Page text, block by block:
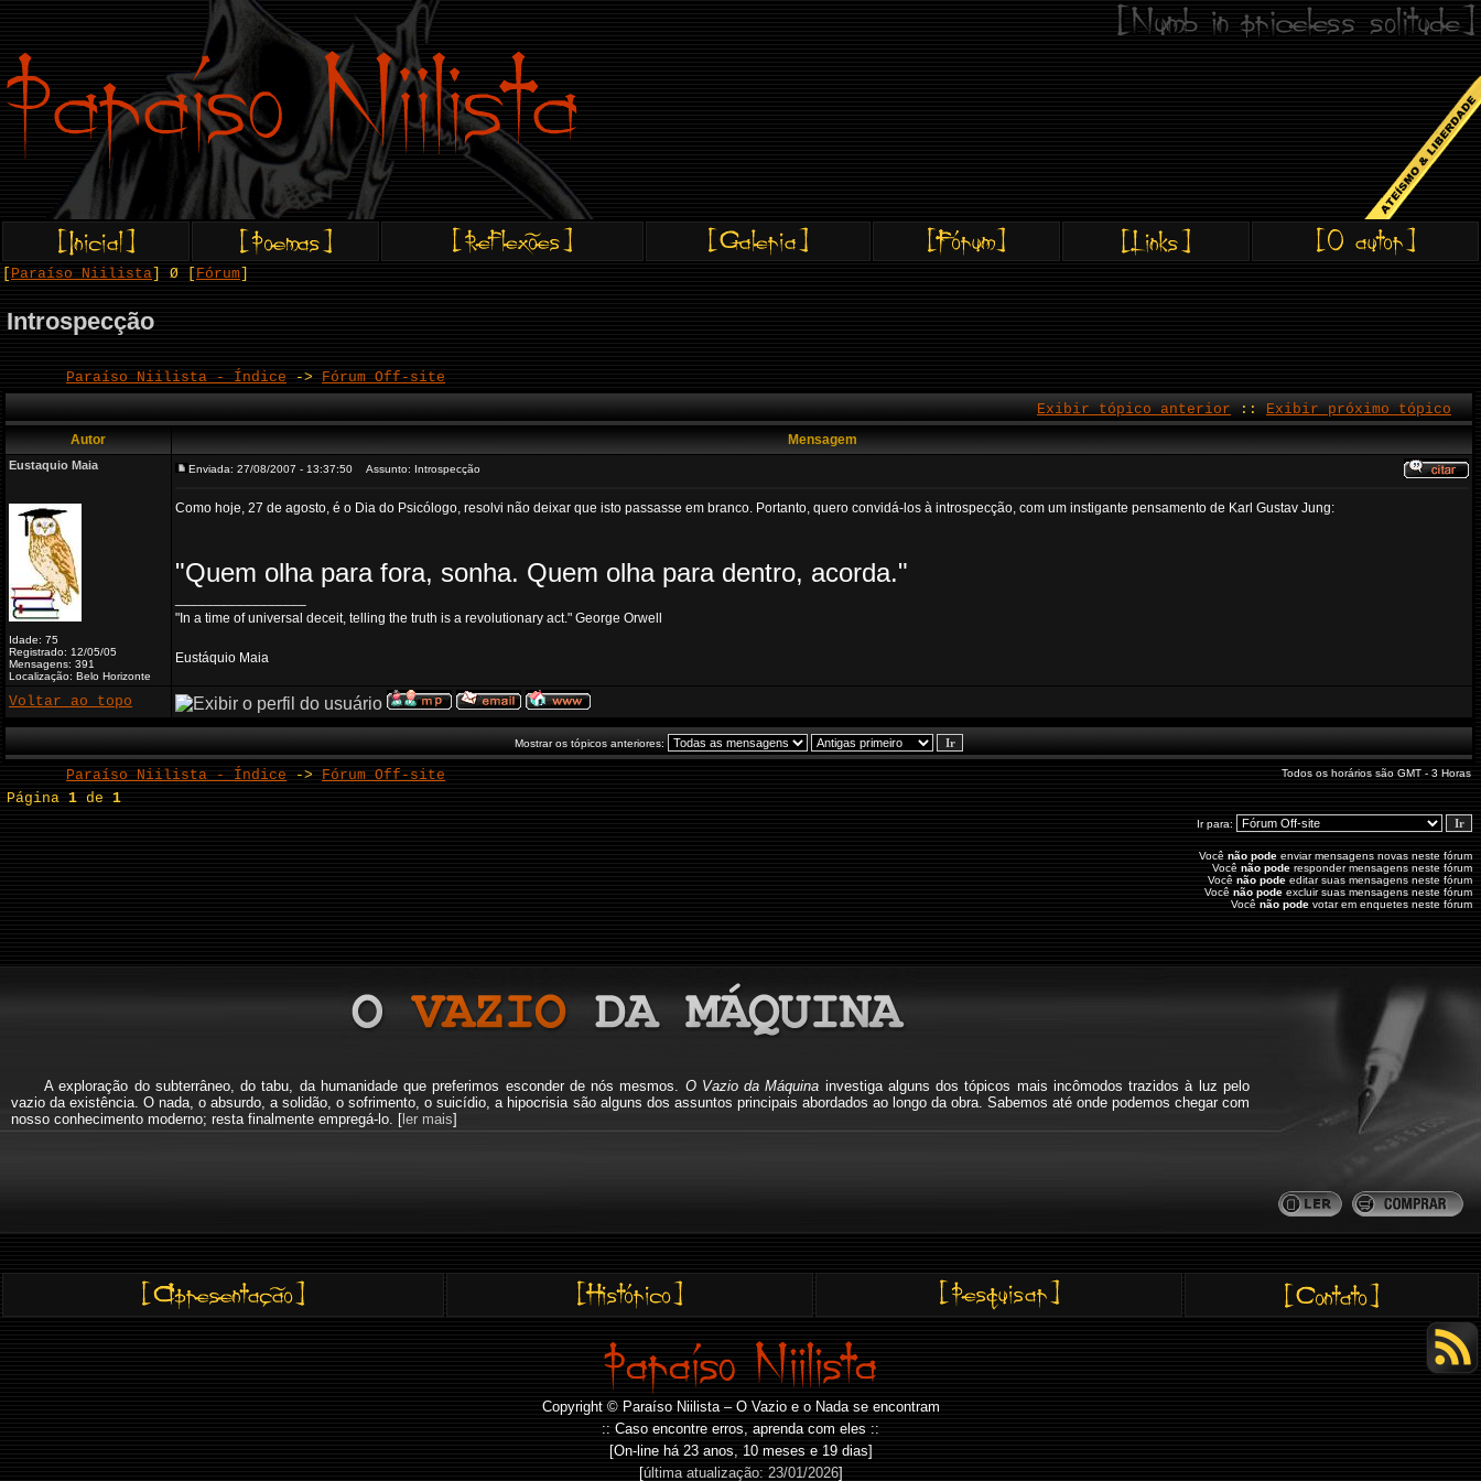
Paraíso Niilista ] Ø [ Fórum
Introspecção
Paraíso Niilista - Índice -> Fórum Off-site
Exibir tópico anterior :: Exibir próximo tópico
Autor Mensagem
Eustaquio Maia
Idade: 75
Registrado: 12/05/05
Mensagens: 391
Localização: Belo Horizonte
Enviada: 27/08/2007 - 13:37:50 Assunto: Introspecção
Como hoje, 27 de agosto, é o Dia do Psicólogo, resolvi não deixar que isto passasse em branco. Portanto, quero convidá-los à introspecção, com um instigante pensamento de Karl Gustav Jung:
"Quem olha para fora, sonha. Quem olha para dentro, acorda."
"In a time of universal deceit, telling the truth is a revolutionary act." George Orwell
Eustáquio Maia
Voltar ao topo
Mostrar os tópicos anteriores:
Paraíso Niilista - Índice -> Fórum Off-site Todos os horários são GMT - 3 Horas
Página1 de1
Ir para:
Vocênão pode enviar mensagens novas neste fórum
Vocênão pode responder mensagens neste fórum
Vocênão pode editar suas mensagens neste fórum
Vocênão pode excluir suas mensagens neste fórum
Vocênão pode votar em enquetes neste fórum
A exploração do subterrâneo, do tabu, da humanidade que preferimos esconder de nós mesmos. O Vazio da Máquina investiga alguns dos tópicos mais incômodos trazidos à luz pelo
vazio da existência. O nada, o absurdo, a solidão, o sofrimento, o suicídio, a hipocrisia são alguns dos assuntos principais abordados ao longo da obra. Sabemos até onde podemos chegar com
nosso conhecimento moderno; resta finalmente empregá-lo. [ler mais]
Copyright © Paraíso Niilista – O Vazio e o Nada se encontram
:: Caso encontre erros, aprenda com eles ::
[On-line há 23 anos, 10 meses e 19 dias]
[última atualização: 23/01/2026]